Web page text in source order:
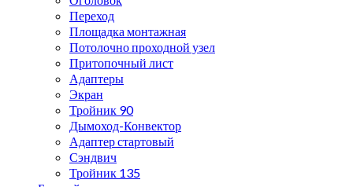
Переход
Площадка монтажная
Потолочно проходной узел
Притопочный лист
Адаптеры
Экран
Тройник 90
Дымоход-Конвектор
Адаптер стартовый
Сэндвич
Тройник 135